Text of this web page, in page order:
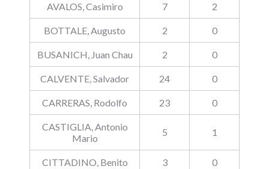
AVALOS, Casimiro 7 2
BOTTALE, Augusto 2 0
BUSANICH, Juan Chau 2 0
CALVENTE, Salvador 24 0
CARRERAS, Rodolfo 23 0
CASTIGLIA, Antonio
Mario
5 1
CITTADINO, Benito 3 0